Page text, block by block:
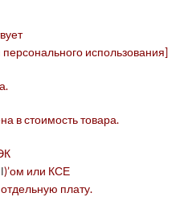
использования]
в стоимость товара.
)’ом или КСЕ
отдельную плату.